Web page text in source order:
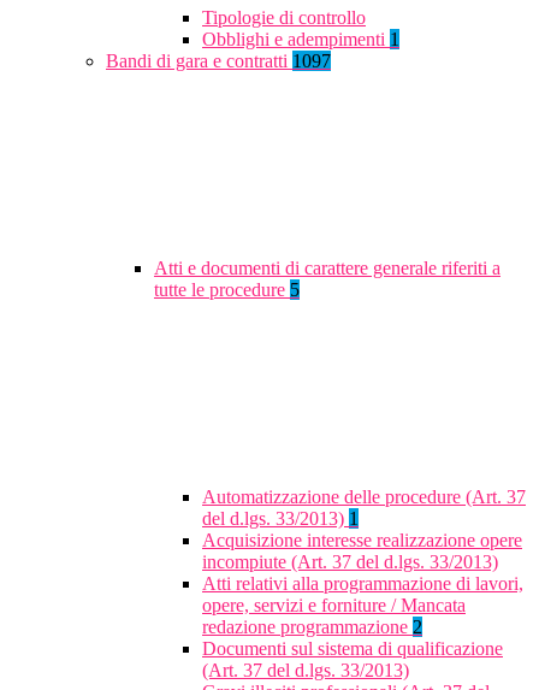
Tipologie di controllo
Obblighi e adempimenti 1
Bandi di gara e contratti 1097
Atti e documenti di carattere generale riferiti a
tutte le procedure 5
Automatizzazione delle procedure (Art. 37
del d.lgs. 33/2013) 1
Acquisizione interesse realizzazione opere
incompiute (Art. 37 del d.lgs. 33/2013)
Atti relativi alla programmazione di lavori,
opere, servizi e forniture / Mancata
redazione programmazione 2
Documenti sul sistema di qualificazione
(Art. 37 del d.lgs. 33/2013)